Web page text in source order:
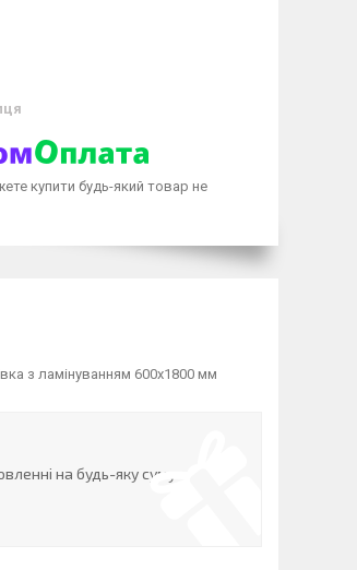
купити будь-який товар не
з ламінуванням 600х1800 мм
на будь-яку суму